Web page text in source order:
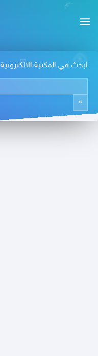
ابحث في المكتبة الالكترونية